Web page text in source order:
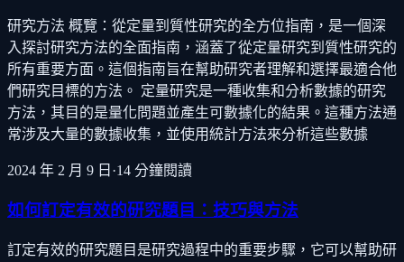
研究方法 概覽：從定量到質性研究的全方位指南，是一個深
入探討研究方法的全面指南，涵蓋了從定量研究到質性研究的
所有重要方面。這個指南旨在幫助研究者理解和選擇最適合他
們研究目標的方法。 定量研究是一種收集和分析數據的研究
方法，其目的是量化問題並產生可數據化的結果。這種方法通
常涉及大量的數據收集，並使用統計方法來分析這些數據
2024 年 2 月 9 日 ·14 分鐘閱讀
如何訂定有效的研究題目：技巧與方法
訂定有效的研究題目是研究過程中的重要步驟，它可以幫助研